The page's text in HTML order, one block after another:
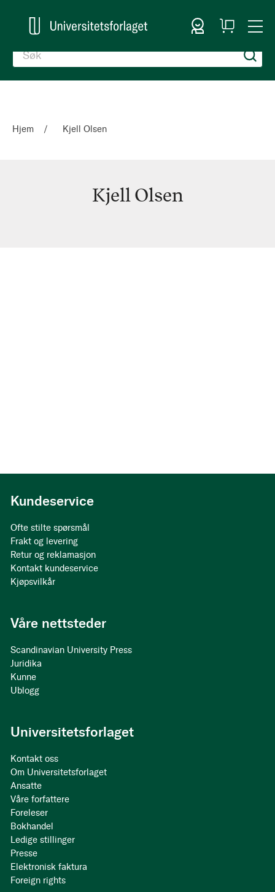
Logg inn
Handlekurv
Hjem Kjell Olsen
Kjell Olsen
Kundeservice
Ofte stilte spørsmål
Frakt og levering
Retur og reklamasjon
Kontakt kundeservice
Kjøpsvilkår
Våre nettsteder
Scandinavian University Press
Juridika
Kunne
Ublogg
Universitetsforlaget
Kontakt oss
Om Universitetsforlaget
Ansatte
Våre forfattere
Foreleser
Bokhandel
Ledige stillinger
Presse
Elektronisk faktura
Foreign rights